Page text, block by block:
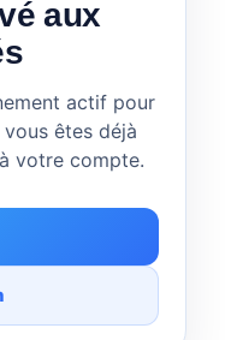
aux
actif pour
êtes déjà
votre compte.